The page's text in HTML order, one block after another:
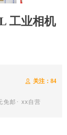
工业相机
ꄑ 关注： 84
免邮･ xx自营